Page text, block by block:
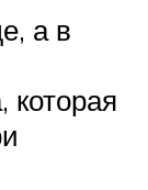
а в
которая